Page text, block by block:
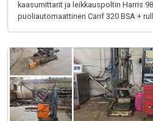
kaasumittarit ja leikkauspoltin Harris
puoliautomaattinen Carif 320 BSA +